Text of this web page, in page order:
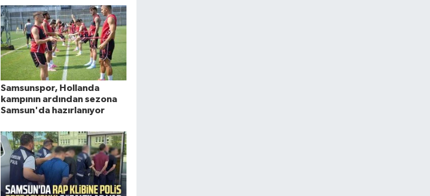
Samsunspor, Hollanda
kampının ardından sezona
Samsun'da hazırlanıyor